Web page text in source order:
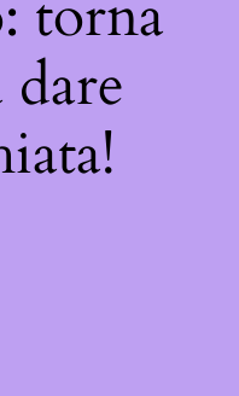
torna
dare